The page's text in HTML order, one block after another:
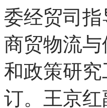
食品生产
设的重要
京红致辞
研究、建